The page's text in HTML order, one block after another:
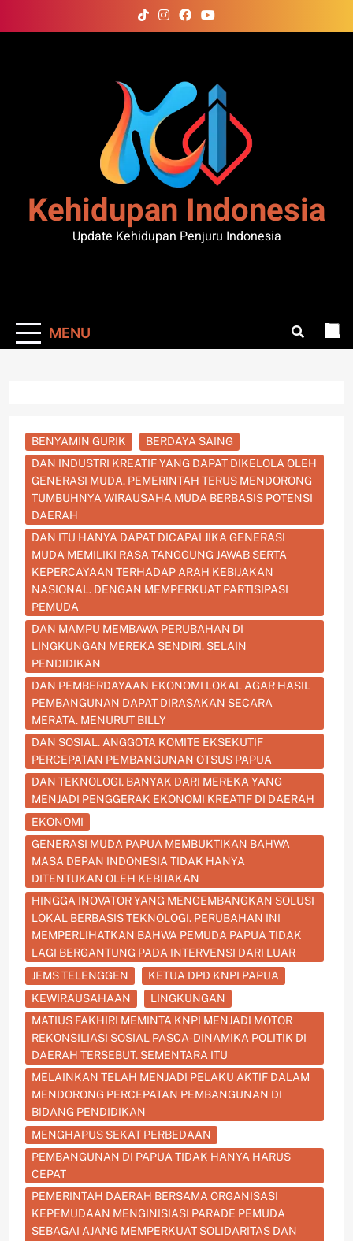
to
Kehidupan Indonesia
Update Kehidupan Penjuru Indonesia
MENU
BENYAMIN GURIK
BERDAYA SAING
DAN INDUSTRI KREATIF YANG DAPAT DIKELOLA OLEH
GENERASI MUDA. PEMERINTAH TERUS MENDORONG
TUMBUHNYA WIRAUSAHA MUDA BERBASIS POTENSI
DAERAH
DAN ITU HANYA DAPAT DICAPAI JIKA GENERASI
MUDA MEMILIKI RASA TANGGUNG JAWAB SERTA
KEPERCAYAAN TERHADAP ARAH KEBIJAKAN
NASIONAL. DENGAN MEMPERKUAT PARTISIPASI
PEMUDA
DAN MAMPU MEMBAWA PERUBAHAN DI
LINGKUNGAN MEREKA SENDIRI. SELAIN
PENDIDIKAN
DAN PEMBERDAYAAN EKONOMI LOKAL AGAR HASIL
PEMBANGUNAN DAPAT DIRASAKAN SECARA
MERATA. MENURUT BILLY
DAN SOSIAL. ANGGOTA KOMITE EKSEKUTIF
PERCEPATAN PEMBANGUNAN OTSUS PAPUA
DAN TEKNOLOGI. BANYAK DARI MEREKA YANG
MENJADI PENGGERAK EKONOMI KREATIF DI DAERAH
EKONOMI
GENERASI MUDA PAPUA MEMBUKTIKAN BAHWA
MASA DEPAN INDONESIA TIDAK HANYA
DITENTUKAN OLEH KEBIJAKAN
HINGGA INOVATOR YANG MENGEMBANGKAN SOLUSI
LOKAL BERBASIS TEKNOLOGI. PERUBAHAN INI
MEMPERLIHATKAN BAHWA PEMUDA PAPUA TIDAK
LAGI BERGANTUNG PADA INTERVENSI DARI LUAR
JEMS TELENGGEN
KETUA DPD KNPI PAPUA
KEWIRAUSAHAAN
LINGKUNGAN
MATIUS FAKHIRI MEMINTA KNPI MENJADI MOTOR
REKONSILIASI SOSIAL PASCA-DINAMIKA POLITIK DI
DAERAH TERSEBUT. SEMENTARA ITU
MELAINKAN TELAH MENJADI PELAKU AKTIF DALAM
MENDORONG PERCEPATAN PEMBANGUNAN DI
BIDANG PENDIDIKAN
MENGHAPUS SEKAT PERBEDAAN
PEMBANGUNAN DI PAPUA TIDAK HANYA HARUS
CEPAT
PEMERINTAH DAERAH BERSAMA ORGANISASI
KEPEMUDAAN MENGINISIASI PARADE PEMUDA
SEBAGAI AJANG MEMPERKUAT SOLIDARITAS DAN